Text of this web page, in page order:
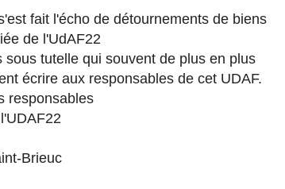
fait l'écho de détournements de biens
de l'UdAF22
tutelle qui souvent de plus en plus
écrire aux responsables de cet UDAF.
responsables
Brieuc